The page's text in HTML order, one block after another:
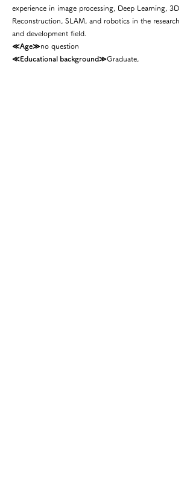
experience in image processing, Deep Learning, 3D
Reconstruction, SLAM, and robotics in the research
and development field.
≪Age≫no question
≪Educational background≫Graduate,